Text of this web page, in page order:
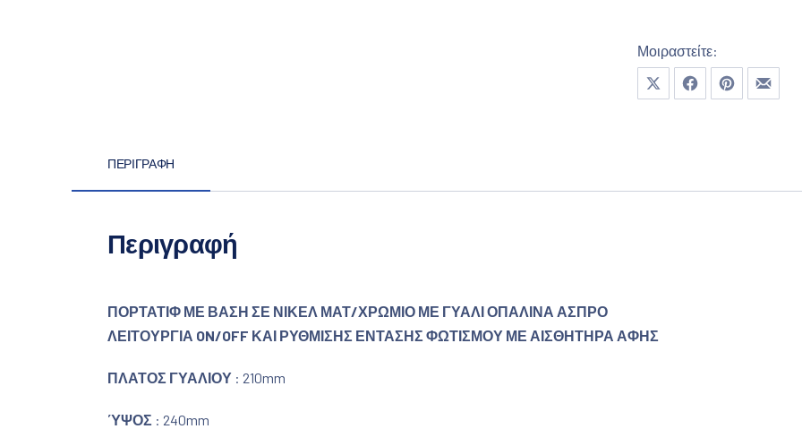
Μοιραστείτε:
Μοιραστείτε το στο X
Μοιραστείτε το στο
Μοιραστείτε
ΠΕΡΙΓΡΑΦΉ
Περιγραφή
ΠΟΡΤΑΤΙΦ ΜΕ ΒΑΣΗ ΣΕ ΝΙΚΕΛ ΜΑΤ/ΧΡΩΜΙΟ ΜΕ ΓΥΑΛΙ ΟΠΑΛΙΝΑ ΑΣΠΡΟ
ΛΕΙΤΟΥΡΓΙΑ ON/OFF ΚΑΙ ΡΥΘΜΙΣΗΣ ΕΝΤΑΣΗΣ ΦΩΤΙΣΜΟΥ ΜΕ ΑΙΣΘΗΤΗΡΑ ΑΦΗΣ
ΠΛΑΤΟΣ ΓΥΑΛΙΟΥ : 210mm
ΎΨΟΣ : 240mm